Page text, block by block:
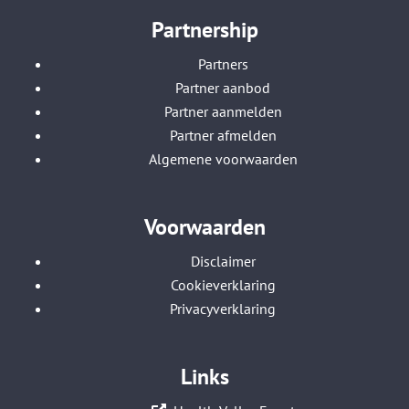
Partnership
Partners
Partner aanbod
Partner aanmelden
Partner afmelden
Algemene voorwaarden
Voorwaarden
Disclaimer
Cookieverklaring
Privacyverklaring
Links